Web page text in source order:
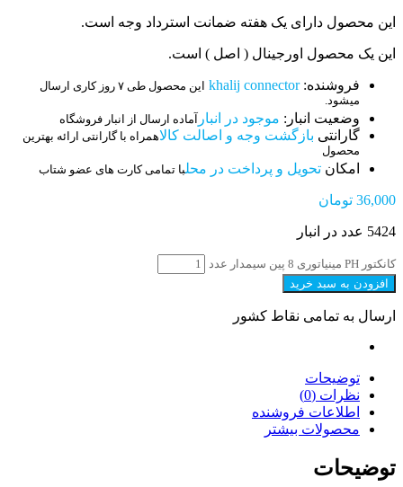
این محصول دارای یک هفته ضمانت استرداد وجه است.
این یک محصول اورجینال ( اصل ) است.
فروشنده:khalij connector این محصول طی ۷ روز کاری ارسال
میشود.
وضعیت انبار: موجود در انبار آماده ارسال از انبار فروشگاه
گارانتی بازگشت وجه و اصالت کالاهمراه با گارانتی ارائه بهترین
محصول
امکان تحویل و پرداخت در محلبا تمامی کارت های عضو شتاب
36,000 تومان
5424 عدد در انبار
کانکتور PH مینیاتوری 8 پین سیمدار عدد
افزودن به سبد خرید
ارسال به تمامی نقاط کشور
توضیحات
نظرات (0)
اطلاعات فروشنده
محصولات بیشتر
توضیحات